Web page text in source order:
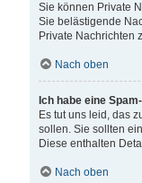
Sie können Private
Sie belästigende
Private Nachrichten
Nach oben
Ich habe eine
Es tut uns leid, das
sollen. Sie sollten
Diese enthalten
Nach oben